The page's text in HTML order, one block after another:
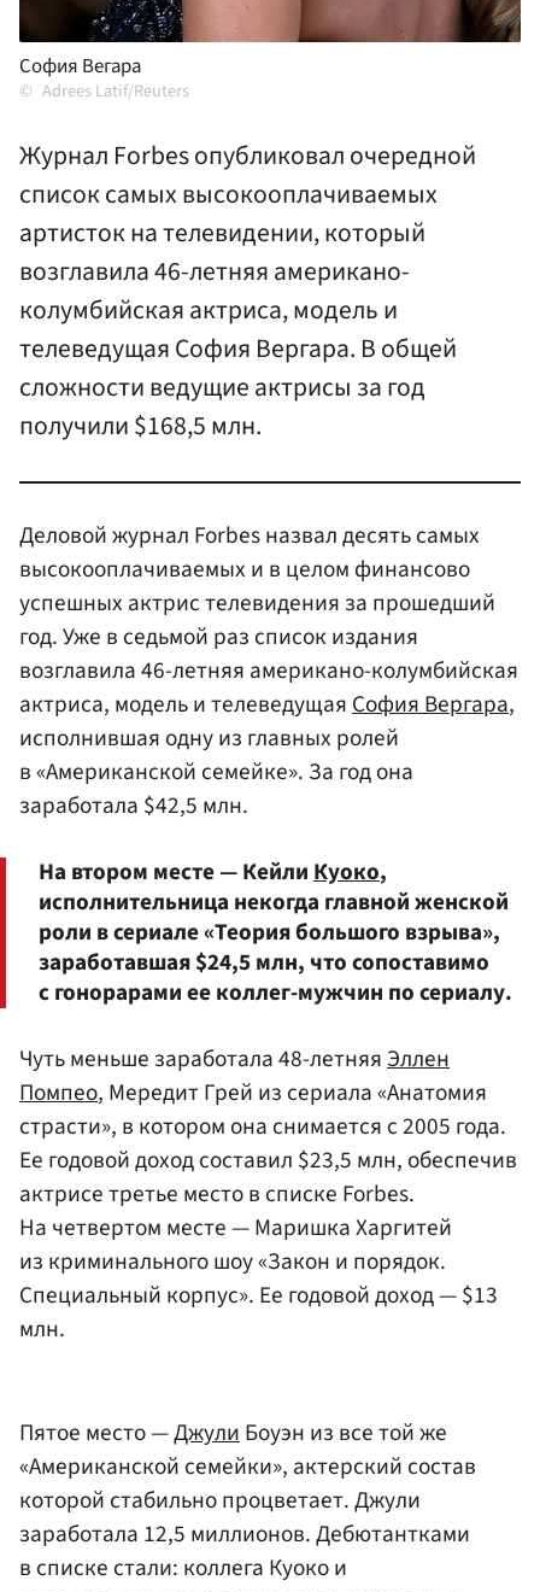
София Вегара
Adrees Latif/Reuters
Журнал Forbes опубликовал очередной
список самых высокооплачиваемых
артисток на телевидении, который
возглавила 46-летняя американо-
колумбийская актриса, модель и
телеведущая София Вергара. В общей
сложности ведущие актрисы за год
получили $168,5 млн.
Деловой журнал Forbes назвал десять самых
высокооплачиваемых и в целом финансово
успешных актрис телевидения за прошедший
год. Уже в седьмой раз список издания
возглавила 46-летняя американо-колумбийская
актриса, модель и телеведущаяСофия Вергара,
исполнившая одну из главных ролей
в «Американской семейке». За год она
заработала $42,5 млн.
На втором месте — Кейли Куоко,
исполнительница некогда главной женской
роли в сериале «Теория большого взрыва»,
заработавшая $24,5 млн, что сопоставимо
с гонорарами ее коллег-мужчин по сериалу.
Чуть меньше заработала 48-летняяЭллен
Помпео, Мередит Грей из сериала «Анатомия
страсти», в котором она снимается с 2005 года.
Ее годовой доход составил $23,5 млн, обеспечив
актрисе третье место в списке Forbes.
На четвертом месте — Маришка Харгитей
из криминального шоу «Закон и порядок.
Специальный корпус». Ее годовой доход — $13
млн.
Пятое место —ДжулиБоуэн из все той же
«Американской семейки», актерский состав
которой стабильно процветает. Джули
заработала 12,5 миллионов. Дебютантками
в списке стали: коллега Куоко и